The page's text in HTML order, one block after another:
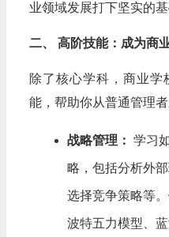
业领域发展打下坚实的基
二、 高阶技能：成为商
除了核心学科，商业
能，帮助你从普通管理
战略管理： 学习
略，包括分析外
选择竞争策略等
波特五力模型、